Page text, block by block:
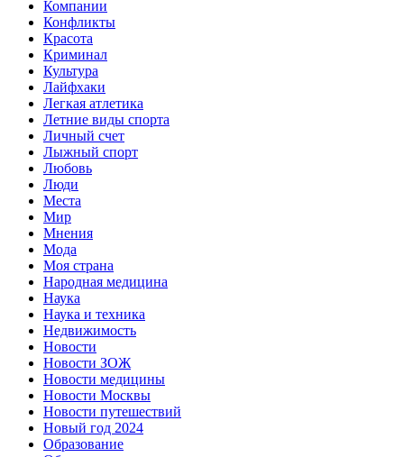
Компании
Конфликты
Красота
Криминал
Культура
Лайфхаки
Легкая атлетика
Летние виды спорта
Личный счет
Лыжный спорт
Любовь
Люди
Места
Мир
Мнения
Мода
Моя страна
Народная медицина
Наука
Наука и техника
Недвижимость
Новости
Новости ЗОЖ
Новости медицины
Новости Москвы
Новости путешествий
Новый год 2024
Образование